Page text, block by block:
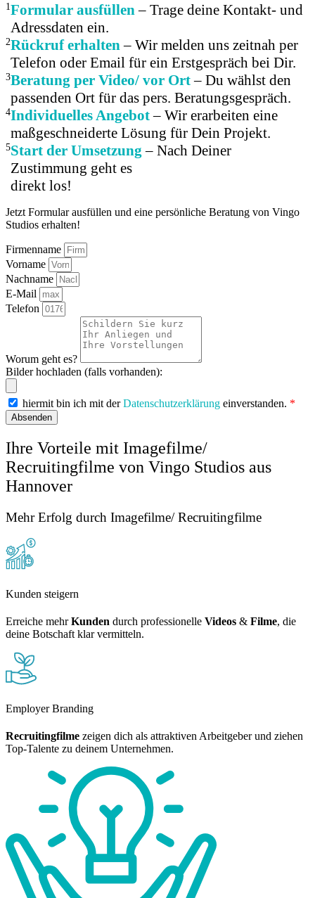
Formular ausfüllen – Trage deine Kontakt- und
Adressdaten ein.
1
Rückruf erhalten – Wir melden uns zeitnah per
Telefon oder Email für ein Erstgespräch bei Dir.
2
Beratung per Video/ vor Ort– Du wählst den
passenden Ort für das pers. Beratungsgespräch.
3
Individuelles Angebot– Wir erarbeiten eine
maßgeschneiderte Lösung für Dein Projekt.
4
Start der Umsetzung – Nach Deiner
Zustimmung geht es
direkt los!
5
Jetzt Formular ausfüllen und eine persönliche Beratung von Vingo
Studios erhalten!
Firmenname
Vorname
Nachname
E-Mail
Telefon
Worum geht es?
Bilder hochladen (falls vorhanden):
hiermit bin ich mit derDatenschutzerklärung einverstanden. *
Absenden
Ihre Vorteile mit Imagefilme/
Recruitingfilme von Vingo Studios aus
Hannover
Mehr Erfolg durch Imagefilme/ Recruitingfilme
Kunden steigern
Erreiche mehrKunden durch professionelle Videos & Filme, die
deine Botschaft klar vermitteln.
Employer Branding
Recruitingfilme zeigen dich als attraktiven Arbeitgeber und ziehen
Top-Talente zu deinem Unternehmen.